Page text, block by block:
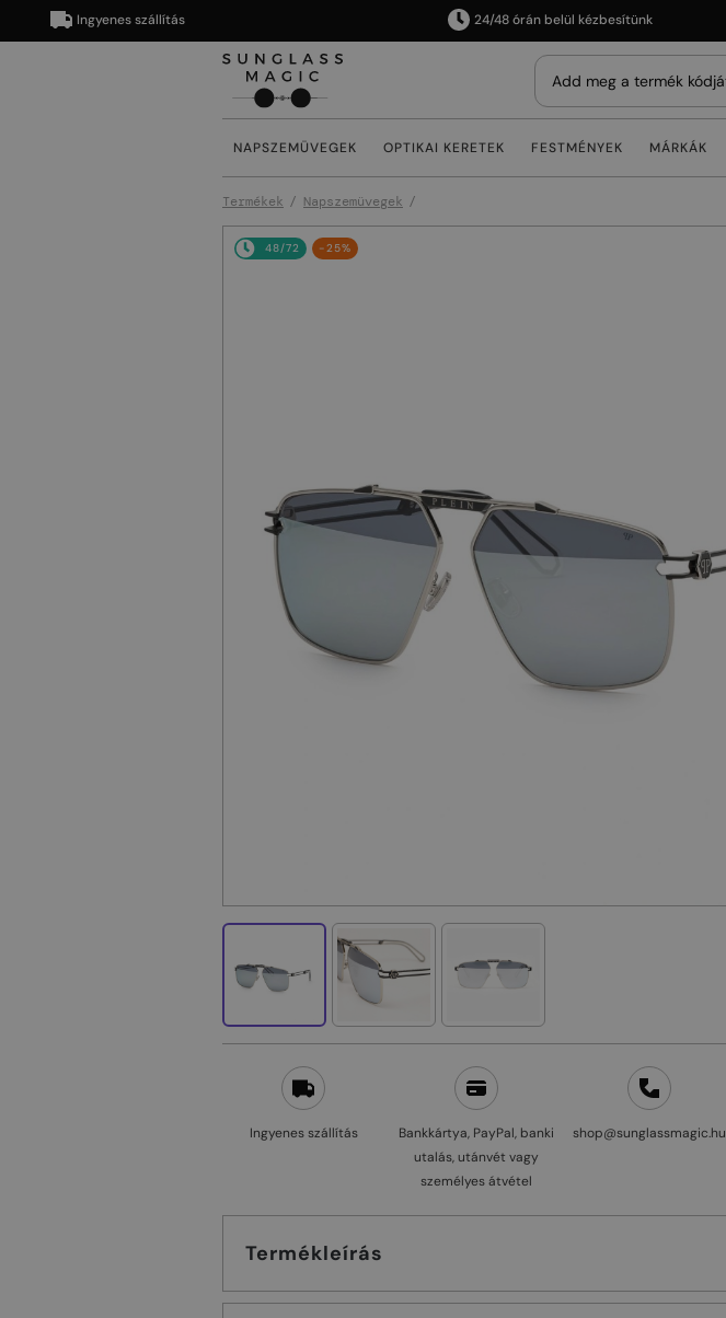
Ingyenes szállítás 24/48 órán belül kézbesítünk
NAPSZEMÜVEGEK OPTIKAI KERETEK FESTMÉNYEK MÁRKÁK
Termékek Napszemüvegek
48/72 -25%
Ingyenes szállítás
Bankkártya, PayPal, banki
utalás, utánvét vagy
személyes átvétel
shop@sunglassmagic.hu
Termékleírás